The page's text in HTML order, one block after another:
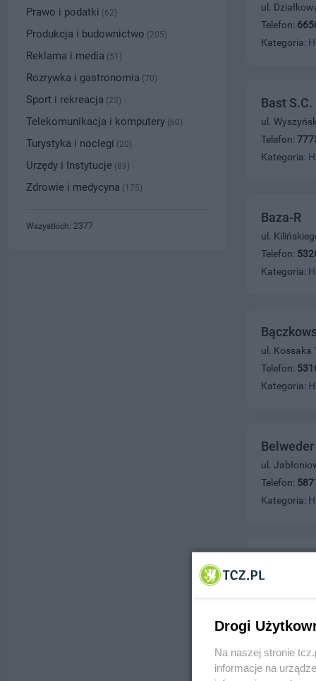
ul.
Telefon:
Kategoria:
Bast
ul.
Telefon:
Kategoria:
Baza-R
ul.
Telefon:
Kategoria:
ul. Kossaka
Telefon:
Kategoria:
ul.
Telefon:
Kategoria:
ul. Jedności
Prawo i podatki (62)
Produkcja i budownictwo (205)
Reklama i media (51)
Rozrywka i gastronomia (70)
Sport i rekreacja (23)
Telekomunikacja i komputery (60)
Turystyka i noclegi (20)
Urzędy i Instytucje (89)
Zdrowie i medycyna (175)
Wszystkich: 2377
Drogi
Na naszej stronie
informacje na